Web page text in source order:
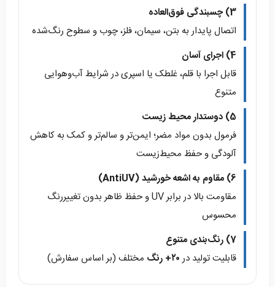
3) چسبندگی فوق‌العاده
اتصال پایدار به بتن، سیمان، فلز، چوب و سطوح رنگ‌شده
4) اجرای آسان
قابل اجرا با قلم، غلطک یا اسپری در شرایط آب‌وهوایی
متنوع
5) دوستدار محیط زیست
فرمول بدون مواد مضر؛ ایمن‌تر و سالم‌تر و کمک به کاهش
آلودگی و حفظ محیط‌زیست
6) مقاوم به اشعه خورشید (AntiUV)
مقاومت بالا در برابر UV و حفظ ظاهر بدون تغییررنگ
محسوس
7) رنگ‌بندی متنوع
قابلیت تولید در۲۰+ رنگ مختلف (بر اساس سفارش)